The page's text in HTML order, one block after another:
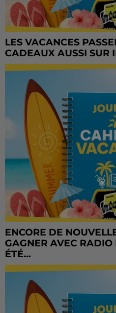
LES VACANCES
CADEAUX AUSSI SUR
ENCORE DE
GAGNER AVEC RADIO
ÉTÉ...